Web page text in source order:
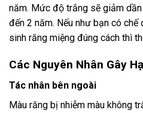
năm. Mức độ trắng sẽ giảm
đến 2 năm. Nếu như bạn có
sinh răng miệng đúng cách thì
Các Nguyên Nhân Gây
Tác nhân bên ngoài
Màu răng bị nhiễm màu không